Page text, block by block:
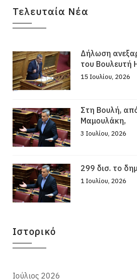
Τελευταία Νέα
Δήλωση
του Βουλευτή
15 Ιουλίου, 2026
Στη Βουλή,
Μαμουλάκη,
3 Ιουλίου, 2026
299 δισ. το
1 Ιουλίου, 2026
Ιστορικό
Ιούλιος 2026